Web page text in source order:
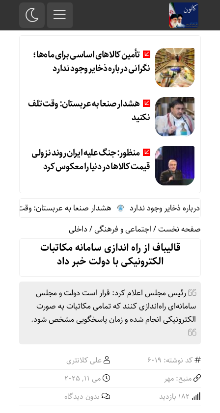
تأمین کالاهای اساسی برای ماه‌ها؛
نگرانی درباره ذخایر وجود ندارد
هشدار صنعا به عربستان: وقت تلف
نکنید
منظور: جنگ علیه ایران روند نزولی
قیمت کالاها در دنیا را معکوس کرد
ذخایر وجود ندارد
هشدار صنعا به عربستان: وقت تلف
صفحه نخست/اجتماعی و فرهنگی/داخلی
قالیباف از راه اندازی سامانه مکاتبات
الکترونیکی با دولت خبر داد
رئیس مجلس اعلام کرد: قرار است دولت و مجلس
سامانه‌ای راه‌اندازی کنند که تمامی مکاتبات به صورت
الکترونیکی انجام شده و زمان پاسخگویی مشخص شود.
کد نوشته: 6019
علی کلانتری
منبع: مهر
می 11, 2025
بدون دیدگاه